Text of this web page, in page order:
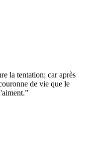
la tentation; car après
de vie que le
”